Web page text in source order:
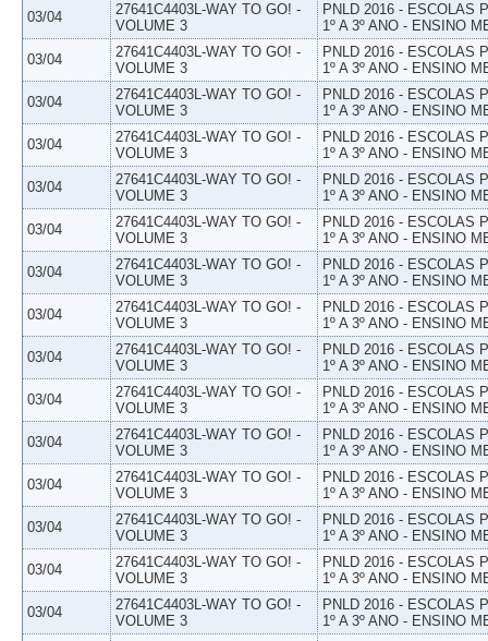
03/04
27641C4403L-WAY TO GO! -
VOLUME 3
PNLD 2016 - ESCOLAS
1º A 3º ANO - ENSINO
03/04
27641C4403L-WAY TO GO! -
VOLUME 3
PNLD 2016 - ESCOLAS
1º A 3º ANO - ENSINO
03/04
27641C4403L-WAY TO GO! -
VOLUME 3
PNLD 2016 - ESCOLAS
1º A 3º ANO - ENSINO
03/04
27641C4403L-WAY TO GO! -
VOLUME 3
PNLD 2016 - ESCOLAS
1º A 3º ANO - ENSINO
03/04
27641C4403L-WAY TO GO! -
VOLUME 3
PNLD 2016 - ESCOLAS
1º A 3º ANO - ENSINO
03/04
27641C4403L-WAY TO GO! -
VOLUME 3
PNLD 2016 - ESCOLAS
1º A 3º ANO - ENSINO
03/04
27641C4403L-WAY TO GO! -
VOLUME 3
PNLD 2016 - ESCOLAS
1º A 3º ANO - ENSINO
03/04
27641C4403L-WAY TO GO! -
VOLUME 3
PNLD 2016 - ESCOLAS
1º A 3º ANO - ENSINO
03/04
27641C4403L-WAY TO GO! -
VOLUME 3
PNLD 2016 - ESCOLAS
1º A 3º ANO - ENSINO
03/04
27641C4403L-WAY TO GO! -
VOLUME 3
PNLD 2016 - ESCOLAS
1º A 3º ANO - ENSINO
03/04
27641C4403L-WAY TO GO! -
VOLUME 3
PNLD 2016 - ESCOLAS
1º A 3º ANO - ENSINO
03/04
27641C4403L-WAY TO GO! -
VOLUME 3
PNLD 2016 - ESCOLAS
1º A 3º ANO - ENSINO
03/04
27641C4403L-WAY TO GO! -
VOLUME 3
PNLD 2016 - ESCOLAS
1º A 3º ANO - ENSINO
03/04
27641C4403L-WAY TO GO! -
VOLUME 3
PNLD 2016 - ESCOLAS
1º A 3º ANO - ENSINO
03/04
27641C4403L-WAY TO GO! -
VOLUME 3
PNLD 2016 - ESCOLAS
1º A 3º ANO - ENSINO